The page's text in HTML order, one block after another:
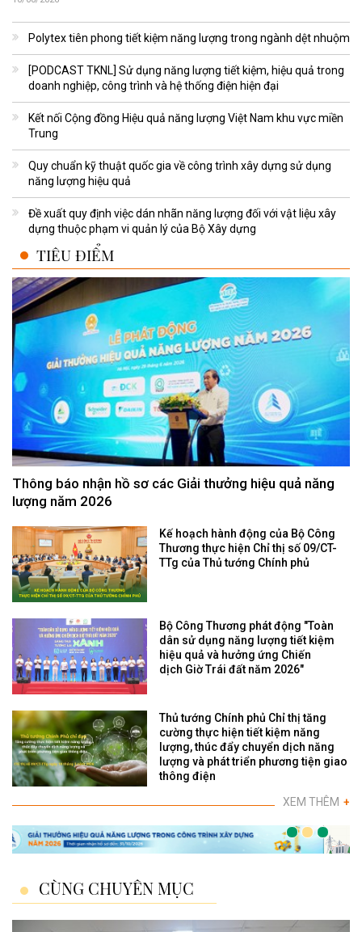
Polytex tiên phong tiết kiệm năng lượng trong ngành dệt nhuộm
[PODCAST TKNL] Sử dụng năng lượng tiết kiệm, hiệu quả trong
doanh nghiệp, công trình và hệ thống điện hiện đại
Kết nối Cộng đồng Hiệu quả năng lượng Việt Nam khu vực miền
Trung
Quy chuẩn kỹ thuật quốc gia về công trình xây dựng sử dụng
năng lượng hiệu quả
Đề xuất quy định việc dán nhãn năng lượng đối với vật liệu xây
dựng thuộc phạm vi quản lý của Bộ Xây dựng
TIÊU ĐIỂM
Thông báo nhận hồ sơ các Giải thưởng hiệu quả năng
lượng năm 2026
Kế hoạch hành động của Bộ Công
Thương thực hiện Chỉ thị số 09/CT-
TTg của Thủ tướng Chính phủ
Bộ Công Thương phát động "Toàn
dân sử dụng năng lượng tiết kiệm
hiệu quả và hưởng ứng Chiến
dịch Giờ Trái đất năm 2026"
Thủ tướng Chính phủ Chỉ thị tăng
cường thực hiện tiết kiệm năng
lượng, thúc đẩy chuyển dịch năng
lượng và phát triển phương tiện giao
thông điện
XEM THÊM +
CÙNG CHUYÊN MỤC